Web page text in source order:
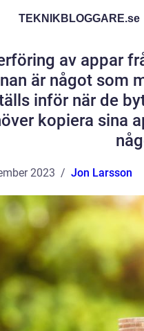
TEKNIKBLOGGARE.se
av appar
är något som
inför när de
kopiera sina
2023 Jon Larsson